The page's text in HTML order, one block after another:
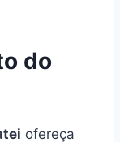
do
ofereça